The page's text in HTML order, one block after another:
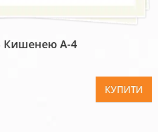
Кишенею А-4
КУПИТИ